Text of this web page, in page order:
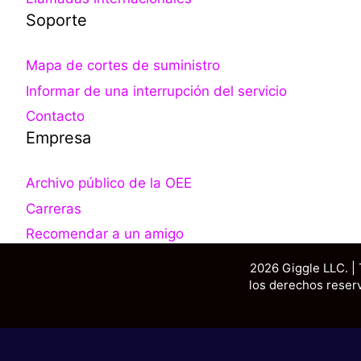
Soporte
Mapa de cortes de suministro
Informar de una interrupción del servicio
Contacto
Empresa
Archivo público de la OEE
Carreras
Recomendar a un amigo
2026 Giggle LLC. |
los derechos